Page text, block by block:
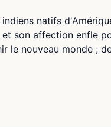
natifs
son affection enfle
le nouveau monde ;